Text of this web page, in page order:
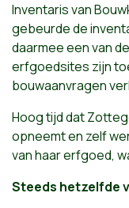
Inventaris van
gebeurde de
daarmee een van
erfgoedsites zijn
bouwaanvragen
Hoog tijd dat
opneemt en zelf
van haar erfgoed,
Steeds hetzelfde